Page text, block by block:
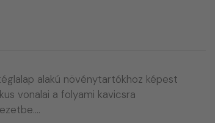
alakú növénytartókhoz képest
vonalai a folyami kavicsra